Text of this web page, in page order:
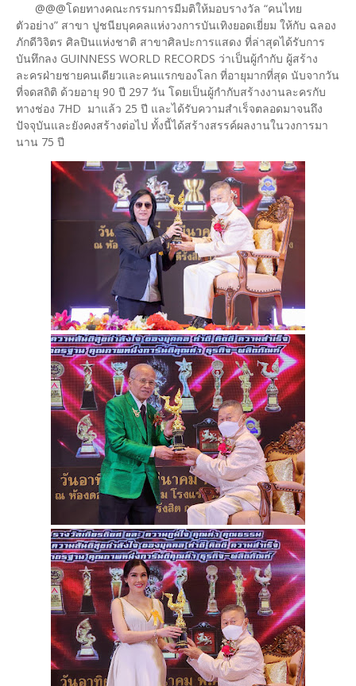
@@@โดยทางคณะกรรมการมีมติให้มอบรางวัล “คนไทย
ตัวอย่าง” สาขา ปูชนียบุคคลแห่งวงการบันเทิงยอดเยี่ยม ให้กับ ฉลอง
ภักดีวิจิตร ศิลปินแห่งชาติ สาขาศิลปะการแสดง ที่ล่าสุดได้รับการ
บันทึกลง GUINNESS WORLD RECORDS ว่าเป็นผู้กำกับ ผู้สร้าง
ละครฝ่ายชายคนเดียวและคนแรกของโลก ที่อายุมากที่สุด นับจากวัน
ที่จดสถิติ ด้วยอายุ 90 ปี 297 วัน โดยเป็นผู้กำกับสร้างงานละครกับ
ทางช่อง 7HD มาแล้ว 25 ปี และได้รับความสำเร็จตลอดมาจนถึง
ปัจจุบันและยังคงสร้างต่อไป ทั้งนี้ได้สร้างสรรค์ผลงานในวงการมา
นาน 75 ปี